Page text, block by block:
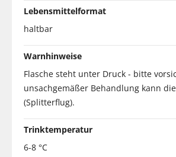
Lebensmittelformat
haltbar
Warnhinweise
Flasche steht unter Druck - bitte
unsachgemäßer Behandlung kann
(Splitterflug).
Trinktemperatur
6-8 °C